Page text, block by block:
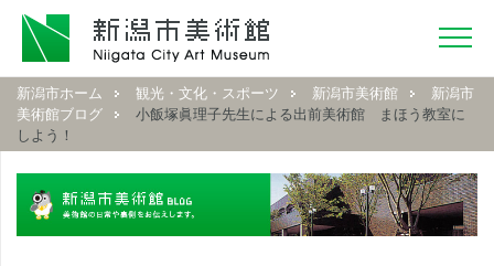
新潟市ホーム 観光・文化・スポーツ 新潟市美術館
新潟市
美術館ブログ
小飯塚眞理子先生による出前美術館 まほう教室に
しよう！